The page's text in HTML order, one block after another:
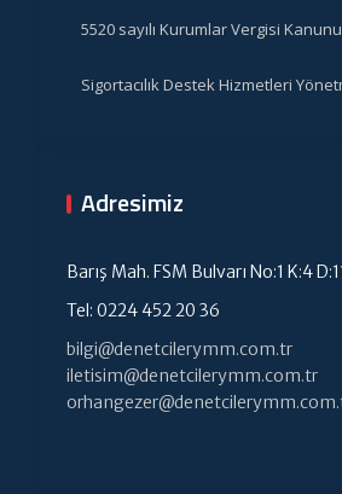
5520 sayılı Kurumlar Vergisi
Sigortacılık Destek Hizmetleri
Adresimiz
Barış Mah. FSM Bulvarı No:1 K:4
Tel: 0224 452 20 36
bilgi@denetcilerymm.com.tr
iletisim@denetcilerymm.com.tr